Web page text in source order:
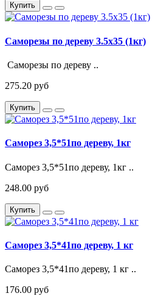
Купить
Саморезы по дереву 3.5х35 (1кг)
Саморезы по дереву ..
275.20 руб
Купить
Саморез 3,5*51по дереву, 1кг
Саморез 3,5*51по дереву, 1кг ..
248.00 руб
Купить
Саморез 3,5*41по дереву, 1 кг
Саморез 3,5*41по дереву, 1 кг ..
176.00 руб